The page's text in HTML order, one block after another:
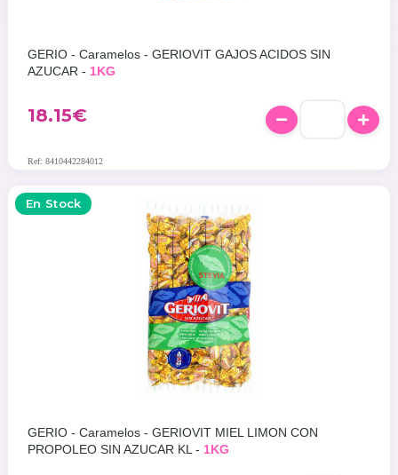
GERIO - Caramelos - GERIOVIT GAJOS ACIDOS SIN
AZUCAR - 1KG
18.15€
Ref: 8410442284012
En Stock
GERIO - Caramelos - GERIOVIT MIEL LIMON CON
PROPOLEO SIN AZUCAR KL - 1KG